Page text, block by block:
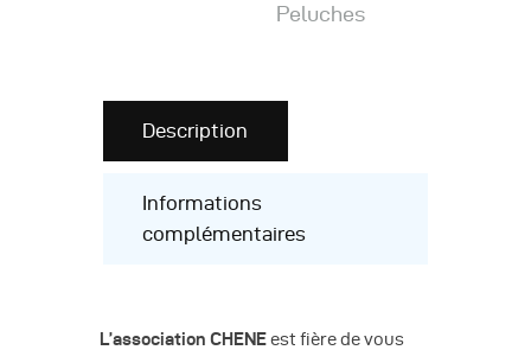
Peluches
Description
Informations
complémentaires
L’association CHENEest fière de vous